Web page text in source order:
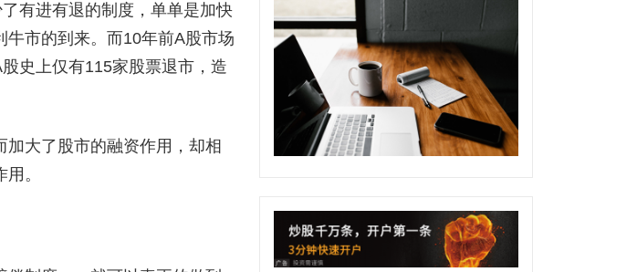
有进有退的制度，单单是加快
市的到来。而10年前A股市场
史上仅有115家股票退市，造
大了股市的融资作用，却相
。